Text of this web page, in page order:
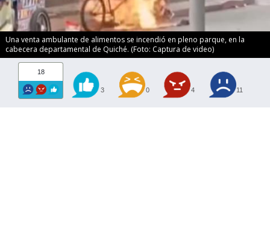
Una venta ambulante de alimentos se incendió en pleno parque, en la
cabecera departamental de Quiché. (Foto: Captura de video)
18
3 0 4 11